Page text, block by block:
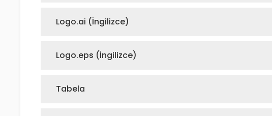
Logo.ai (İngilizce)
Logo.eps (İngilizce)
Tabela